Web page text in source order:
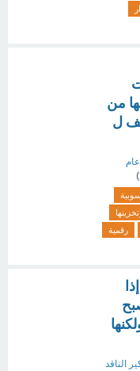
من
ل
عام
رقمية
الناقد